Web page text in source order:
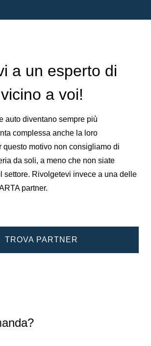
a un esperto di
a voi!
auto diventano sempre più
complessa anche la loro
questo motivo non consigliamo di
da soli, a meno che non siate
settore. Rivolgetevi invece a una delle
partner.
TROVA PARTNER